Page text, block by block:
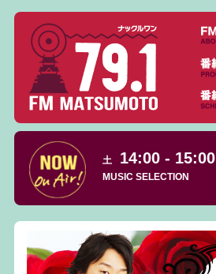
土 14:00 - 15:00
MUSIC SELECTION